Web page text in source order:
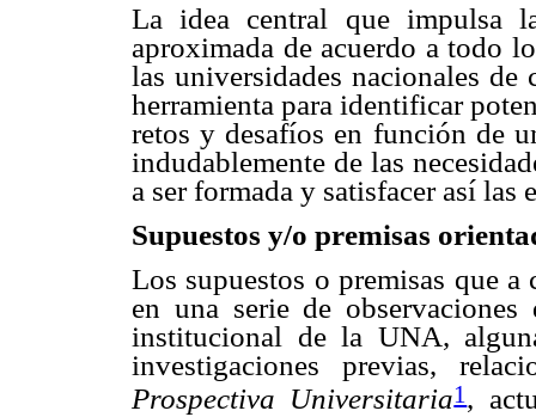
La idea central que impulsa
aproximada de acuerdo a todo
las universidades nacionales
herramienta para identificar
retos y desafíos en función de
indudablemente de las
a ser formada y satisfacer así
Supuestos y/o premisas
Los supuestos o premisas que
en una serie de
institucional de la UNA,
investigaciones previas,
Prospectiva Universitaria1,